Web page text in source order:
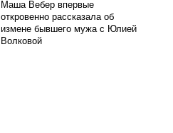
Маша Вебер впервые
откровенно рассказала об
измене бывшего мужа с Юлией
Волковой